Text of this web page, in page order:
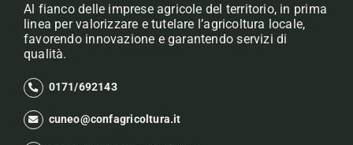
Al fianco delle imprese agricole del territorio, in prima
linea per valorizzare e tutelare l’agricoltura locale,
favorendo innovazione e garantendo servizi di
qualità.
0171/692143
cuneo@confagricoltura.it